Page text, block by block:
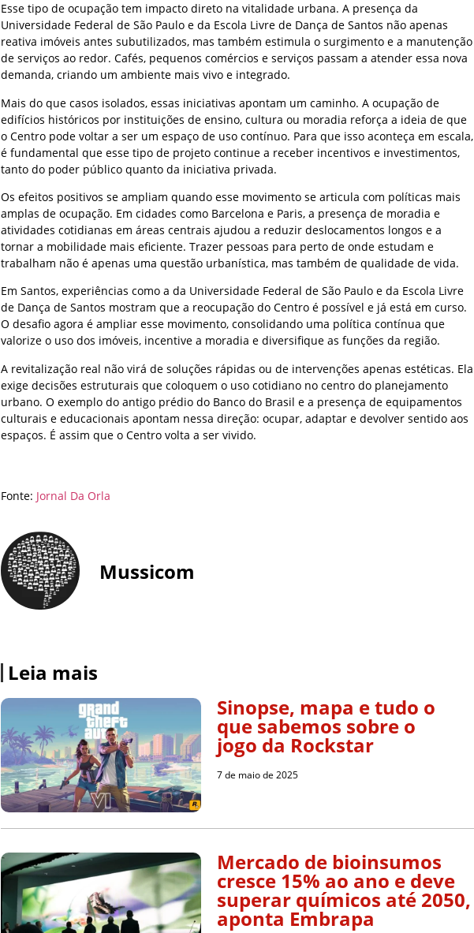
Esse tipo de ocupação tem impacto direto na vitalidade urbana. A presença da
Universidade Federal de São Paulo e da Escola Livre de Dança de Santos não apenas
reativa imóveis antes subutilizados, mas também estimula o surgimento e a manutenção
de serviços ao redor. Cafés, pequenos comércios e serviços passam a atender essa nova
demanda, criando um ambiente mais vivo e integrado.
Mais do que casos isolados, essas iniciativas apontam um caminho. A ocupação de
edifícios históricos por instituições de ensino, cultura ou moradia reforça a ideia de que
o Centro pode voltar a ser um espaço de uso contínuo. Para que isso aconteça em escala,
é fundamental que esse tipo de projeto continue a receber incentivos e investimentos,
tanto do poder público quanto da iniciativa privada.
Os efeitos positivos se ampliam quando esse movimento se articula com políticas mais
amplas de ocupação. Em cidades como Barcelona e Paris, a presença de moradia e
atividades cotidianas em áreas centrais ajudou a reduzir deslocamentos longos e a
tornar a mobilidade mais eficiente. Trazer pessoas para perto de onde estudam e
trabalham não é apenas uma questão urbanística, mas também de qualidade de vida.
Em Santos, experiências como a da Universidade Federal de São Paulo e da Escola Livre
de Dança de Santos mostram que a reocupação do Centro é possível e já está em curso.
O desafio agora é ampliar esse movimento, consolidando uma política contínua que
valorize o uso dos imóveis, incentive a moradia e diversifique as funções da região.
A revitalização real não virá de soluções rápidas ou de intervenções apenas estéticas. Ela
exige decisões estruturais que coloquem o uso cotidiano no centro do planejamento
urbano. O exemplo do antigo prédio do Banco do Brasil e a presença de equipamentos
culturais e educacionais apontam nessa direção: ocupar, adaptar e devolver sentido aos
espaços. É assim que o Centro volta a ser vivido.
Fonte: Jornal Da Orla
Mussicom
Leia mais
Sinopse, mapa e tudo o
que sabemos sobre o
jogo da Rockstar
7 de maio de 2025
Mercado de bioinsumos
cresce 15% ao ano e deve
superar químicos até 2050,
aponta Embrapa